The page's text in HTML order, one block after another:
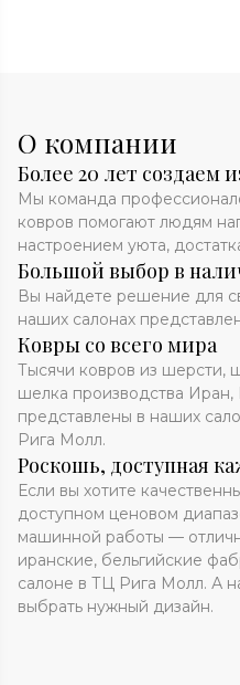
О компании
Более 20 лет создаем
Мы команда
ковров помогают людям
настроением уюта,
Большой выбор в
Вы найдете решение для
наших салонах
Ковры со всего мира
Тысячи ковров из шерсти,
шелка производства
представлены в наших
Рига Молл.
Роскошь, доступная
Если вы хотите
доступном ценовом
машинной работы —
иранские, бельгийские
салоне в ТЦ Рига Молл. А
выбрать нужный дизайн.